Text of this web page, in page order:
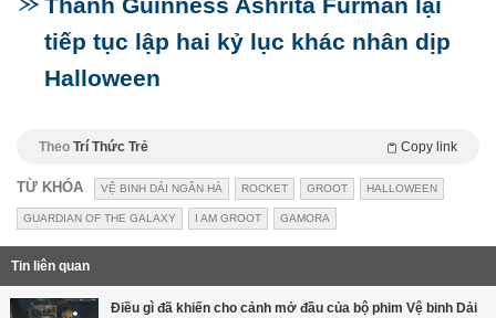
Thánh Guinness Ashrita Furman lại
tiếp tục lập hai kỷ lục khác nhân dịp
Halloween
Theo Trí Thức Trẻ Copy link
TỪ KHÓA VỆ BINH DẢI NGÂN HÀ ROCKET GROOT HALLOWEEN
GUARDIAN OF THE GALAXY I AM GROOT GAMORA
Tin liên quan
Điều gì đã khiến cho cảnh mở đầu của bộ phim Vệ binh Dải